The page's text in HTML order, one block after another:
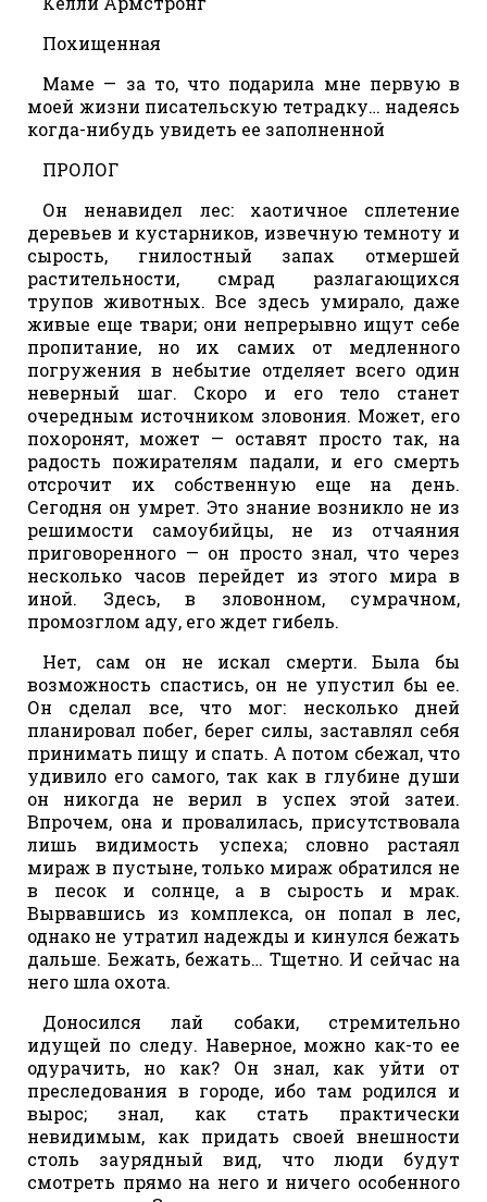
Похищенная
Маме — за то, что подарила мне первую в
моей жизни писательскую тетрадку… надеясь
когда-нибудь увидеть ее заполненной
ПРОЛОГ
Он ненавидел лес: хаотичное сплетение
деревьев и кустарников, извечную темноту и
сырость, гнилостный запах отмершей
растительности, смрад разлагающихся
трупов животных. Все здесь умирало, даже
живые еще твари; они непрерывно ищут себе
пропитание, но их самих от медленного
погружения в небытие отделяет всего один
неверный шаг. Скоро и его тело станет
очередным источником зловония. Может, его
похоронят, может — оставят просто так, на
радость пожирателям падали, и его смерть
отсрочит их собственную еще на день.
Сегодня он умрет. Это знание возникло не из
решимости самоубийцы, не из отчаяния
приговоренного — он просто знал, что через
несколько часов перейдет из этого мира в
иной. Здесь, в зловонном, сумрачном,
промозглом аду, его ждет гибель.
Нет, сам он не искал смерти. Была бы
возможность спастись, он не упустил бы ее.
Он сделал все, что мог: несколько дней
планировал побег, берег силы, заставлял себя
принимать пищу и спать. А потом сбежал, что
удивило его самого, так как в глубине души
он никогда не верил в успех этой затеи.
Впрочем, она и провалилась, присутствовала
лишь видимость успеха; словно растаял
мираж в пустыне, только мираж обратился не
в песок и солнце, а в сырость и мрак.
Вырвавшись из комплекса, он попал в лес,
однако не утратил надежды и кинулся бежать
дальше. Бежать, бежать… Тщетно. И сейчас на
него шла охота.
Доносился лай собаки, стремительно
идущей по следу. Наверное, можно как-то ее
одурачить, но как? Он знал, как уйти от
преследования в городе, ибо там родился и
вырос; знал, как стать практически
невидимым, как придать своей внешности
столь заурядный вид, что люди будут
смотреть прямо на него и ничего особенного